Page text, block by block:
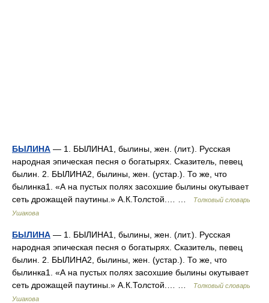
БЫЛИНА — 1. БЫЛИНА1, былины, жен. (лит.). Русская
народная эпическая песня о богатырях. Сказитель, певец
былин. 2. БЫЛИНА2, былины, жен. (устар.). То же, что
былинка1. «А на пустых полях засохшие былины окутывает
сеть дрожащей паутины.» А.К.Толстой.… …
Толковый словарь
Ушакова
БЫЛИНА — 1. БЫЛИНА1, былины, жен. (лит.). Русская
народная эпическая песня о богатырях. Сказитель, певец
былин. 2. БЫЛИНА2, былины, жен. (устар.). То же, что
былинка1. «А на пустых полях засохшие былины окутывает
сеть дрожащей паутины.» А.К.Толстой.… …
Толковый словарь
Ушакова